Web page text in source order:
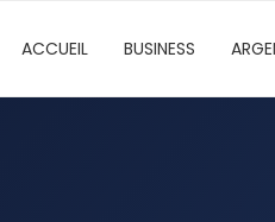
ACCUEIL BUSINESS